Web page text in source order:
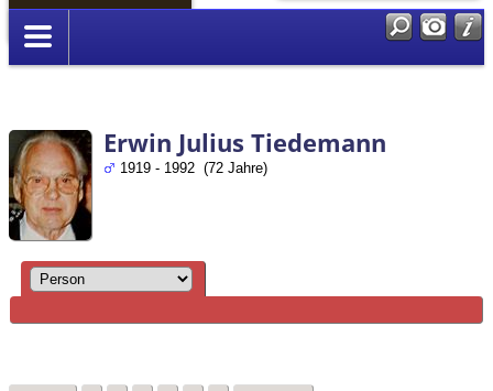
Anmelden
Erwin Julius Tiedemann
1919 - 1992 (72 Jahre)